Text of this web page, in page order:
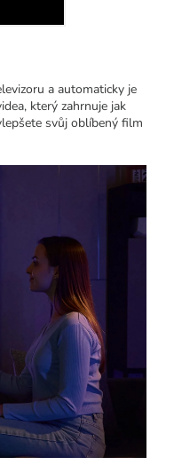
a automaticky je
který zahrnuje jak
svůj oblíbený film